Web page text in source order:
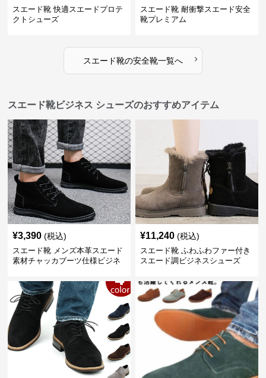
スエード靴 快適スエードプロテ
クトシューズ
スエード靴 耐衝撃スエード安全
靴プレミアム
スエード靴の安全靴一覧へ ›
スエード靴ビジネス シューズのおすすめアイテム
¥3,390 (税込)
スエード靴 メンズ本革スエード
素材チャッカブーツ仕様ビジネ
¥11,240 (税込)
スエード靴 ふわふわファー付き
スエード調ビジネスシューズ